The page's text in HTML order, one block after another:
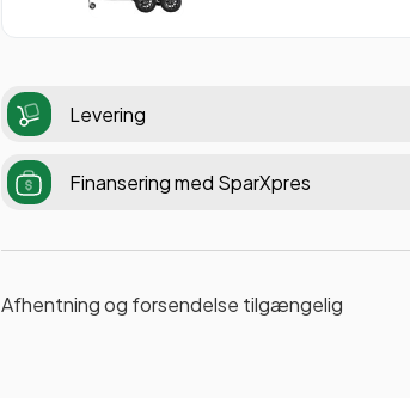
Levering
Finansering med SparXpres
Afhentning og forsendelse tilgængelig